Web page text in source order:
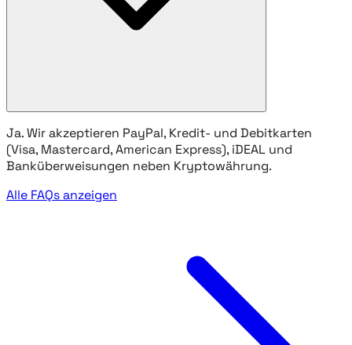
Ja. Wir akzeptieren PayPal, Kredit- und Debitkarten
(Visa, Mastercard, American Express), iDEAL und
Banküberweisungen neben Kryptowährung.
Alle FAQs anzeigen